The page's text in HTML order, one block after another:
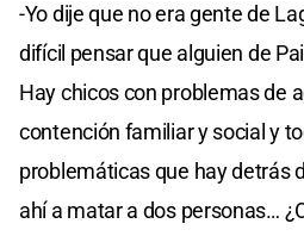
-Yo dije que no era gente de
difícil pensar que alguien de
Hay chicos con problemas de
contención familiar y social y
problemáticas que hay detrás
ahí a matar a dos personas…